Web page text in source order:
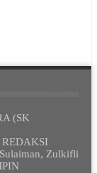
(SK
Zulkifli